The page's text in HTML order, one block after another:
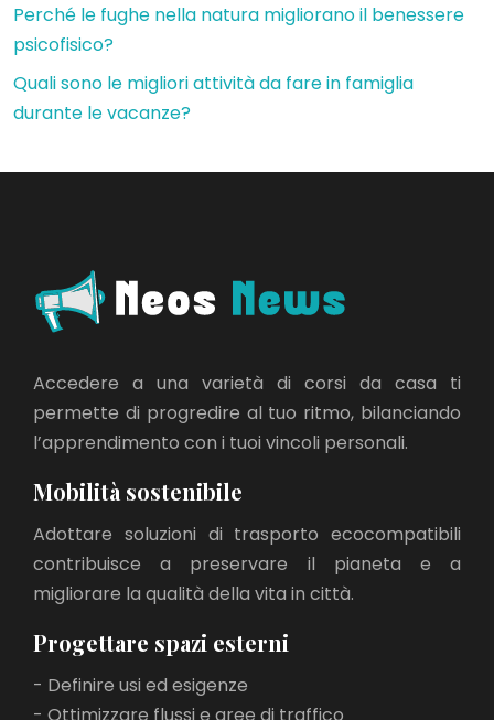
Perché le fughe nella natura migliorano il benessere
psicofisico?
Quali sono le migliori attività da fare in famiglia
durante le vacanze?
Accedere a una varietà di corsi da casa ti
permette di progredire al tuo ritmo, bilanciando
l’apprendimento con i tuoi vincoli personali.
Mobilità sostenibile
Adottare soluzioni di trasporto ecocompatibili
contribuisce a preservare il pianeta e a
migliorare la qualità della vita in città.
Progettare spazi esterni
- Definire usi ed esigenze